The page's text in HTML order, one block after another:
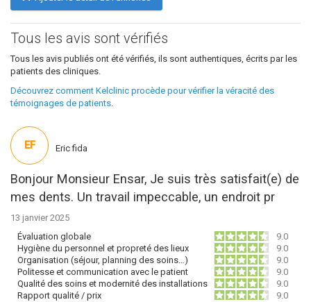
Tous les avis sont vérifiés
Tous les avis publiés ont été vérifiés, ils sont authentiques, écrits par les
patients des cliniques.
Découvrez comment Kelclinic procède pour vérifier la véracité des
témoignages de patients.
Bonjour Monsieur Ensar, Je suis très satisfait(e) de
mes dents. Un travail impeccable, un endroit pr
13 janvier 2025
Évaluation globale
9.0
Hygiène du personnel et propreté des lieux
9.0
Organisation (séjour, planning des soins…)
9.0
Politesse et communication avec le patient
9.0
Qualité des soins et modernité des installations
9.0
Rapport qualité / prix
9.0
EF Eric fida